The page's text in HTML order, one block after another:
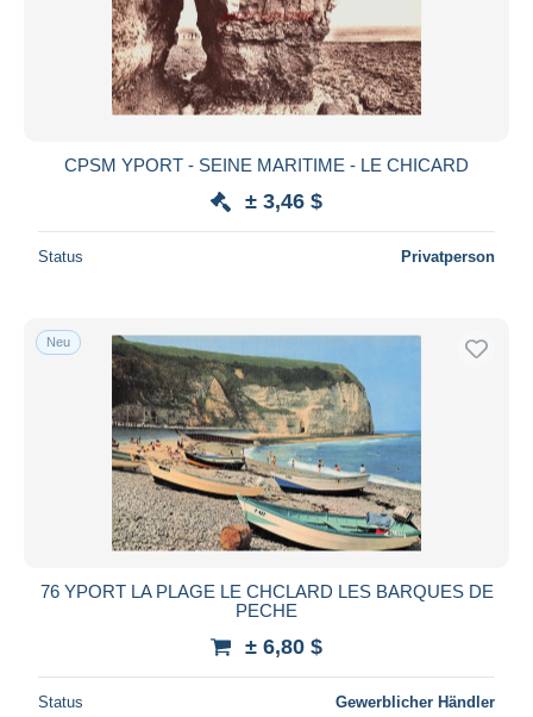
CPSM YPORT - SEINE MARITIME - LE CHICARD
± 3,46 $
Status Privatperson
Neu
76 YPORT LA PLAGE LE CHCLARD LES BARQUES DE
PECHE
± 6,80 $
Status Gewerblicher Händler